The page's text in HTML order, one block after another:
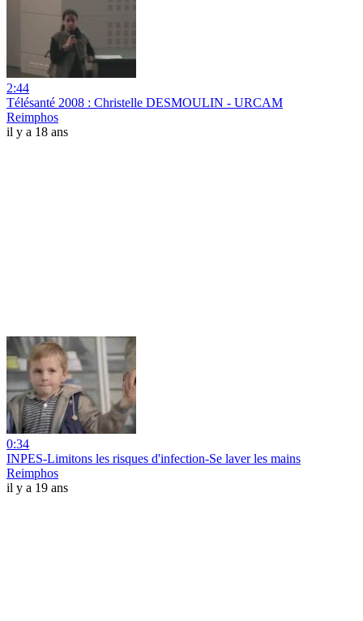
2:44
Télésanté 2008 : Christelle DESMOULIN - URCAM
Reimphos
il y a 18 ans
0:34
INPES-Limitons les risques d'infection-Se laver les mains
Reimphos
il y a 19 ans